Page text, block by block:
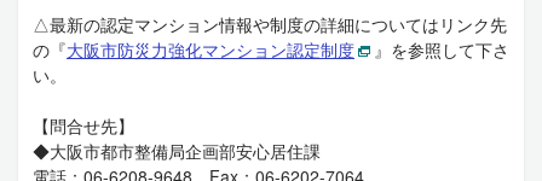
△最新の認定マンション情報や制度の詳細についてはリンク先
の『大阪市防災力強化マンション認定制度
』を参照して下さ
い。
【問合せ先】
◆大阪市都市整備局企画部安心居住課